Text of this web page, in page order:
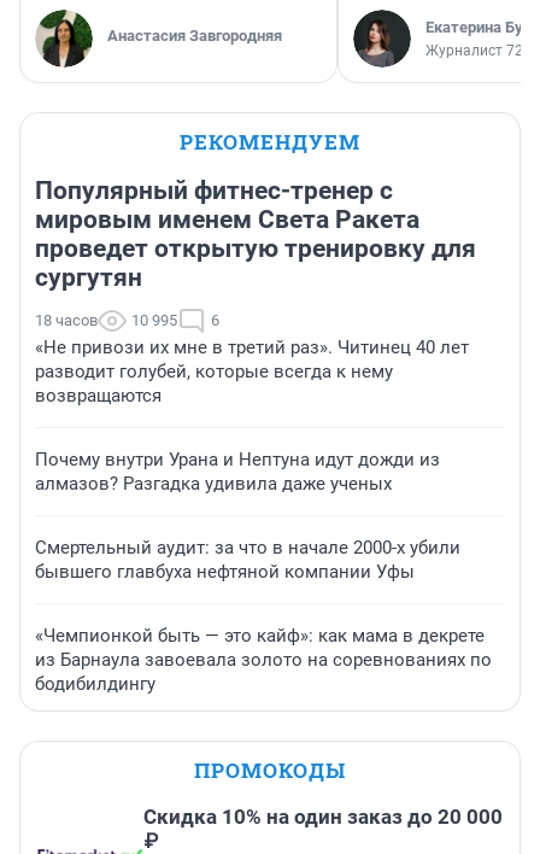
Анастасия Завгородняя Екатерина
Журналист
РЕКОМЕНДУЕМ
Популярный фитнес-тренер с
мировым именем Света Ракета
проведет открытую тренировку для
сургутян
18 часов 10 995 6
«Не привози их мне в третий раз». Читинец 40 лет
разводит голубей, которые всегда к нему
возвращаются
Почему внутри Урана и Нептуна идут дожди из
алмазов? Разгадка удивила даже ученых
Смертельный аудит: за что в начале 2000-х убили
бывшего главбуха нефтяной компании Уфы
«Чемпионкой быть — это кайф»: как мама в декрете
из Барнаула завоевала золото на соревнованиях по
бодибилдингу
ПРОМОКОДЫ
Скидка 10% на один заказ до 20 000
₽